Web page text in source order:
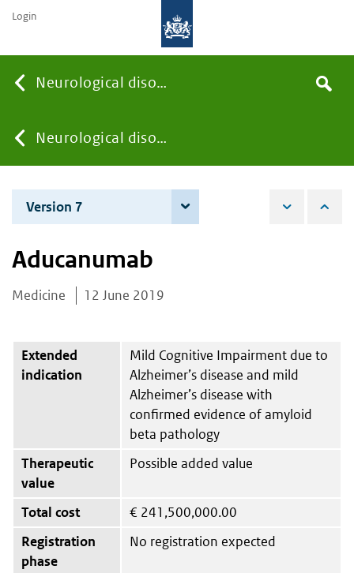
Neurological disorders
You
are
here:
Neurological disorders
the
Search
Login
Version 7
Aducanumab
Medicine 12 June 2019
Extended
indication
Mild Cognitive Impairment due to
Alzheimer’s disease and mild
Alzheimer’s disease with
confirmed evidence of amyloid
beta pathology
Therapeutic
value
Possible added value
Total cost € 241,500,000.00
Registration
phase
No registration expected